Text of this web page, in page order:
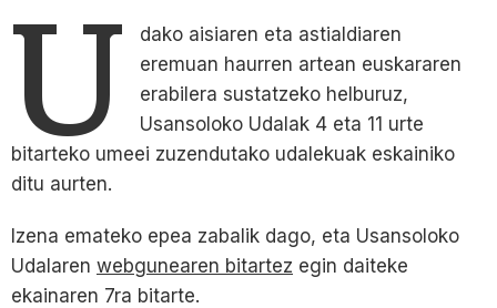
U
dako aisiaren eta astialdiaren
eremuan haurren artean euskararen
erabilera sustatzeko helburuz,
Usansoloko Udalak 4 eta 11 urte
bitarteko umeei zuzendutako udalekuak eskainiko
ditu aurten.
Izena emateko epea zabalik dago, eta Usansoloko
Udalaren webgunearen bitartez egin daiteke
ekainaren 7ra bitarte.